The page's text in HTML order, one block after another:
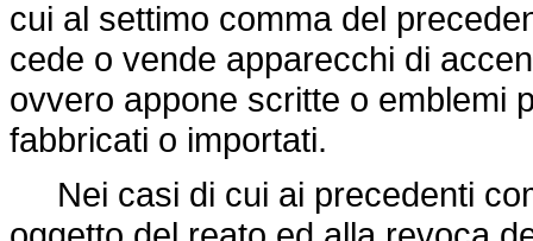
cui al settimo comma del
cede o vende apparecchi di
ovvero appone scritte o emblemi
fabbricati o importati.
Nei casi di cui ai precedenti